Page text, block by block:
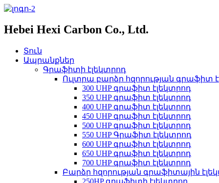
Hebei Hexi Carbon Co., Ltd.
Տուն
Ապրանքներ
Գրաֆիտի էլեկտրոդ
Ուլտրա բարձր հզորության գրաֆիտ
300 UHP գրաֆիտ էլեկտրոդ
350 UHP գրաֆիտ էլեկտրոդ
400 UHP գրաֆիտ էլեկտրոդ
450 UHP գրաֆիտ էլեկտրոդ
500 UHP գրաֆիտ էլեկտրոդ
550 UHP Գրաֆիտ էլեկտրոդ
600 UHP գրաֆիտ էլեկտրոդ
650 UHP գրաֆիտ էլեկտրոդ
700 UHP գրաֆիտ էլեկտրոդ
Բարձր հզորության գրաֆիտային
250HP գրաֆիտի էլեկտրոդ